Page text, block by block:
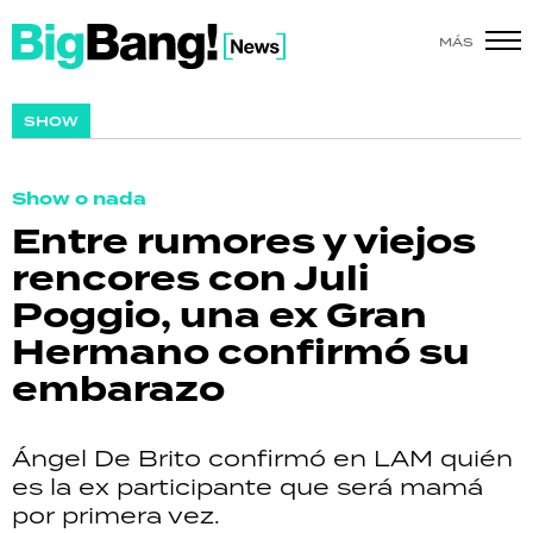
MÁS
SHOW
Show o nada
Entre rumores y viejos
rencores con Juli
Poggio, una ex Gran
Hermano confirmó su
embarazo
Ángel De Brito confirmó en LAM quién
es la ex participante que será mamá
por primera vez.
SHOW
ACTUALIDAD
POLICIALES
ECONOMÍA
GRAN HERMANO
SALUD
DEPORTES